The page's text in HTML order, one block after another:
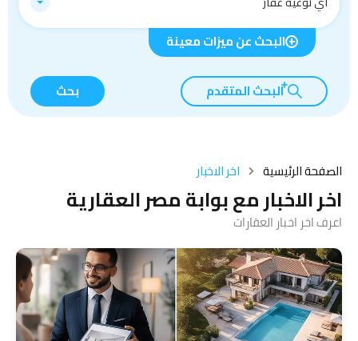
البحث عن ميزات معينة
البحث المتقدم بحث
الصفحة الرئيسية اخر الاخبار
اخر الاخبار مع بوابة مصر العقارية
اعرف اخر اخبار العقارات